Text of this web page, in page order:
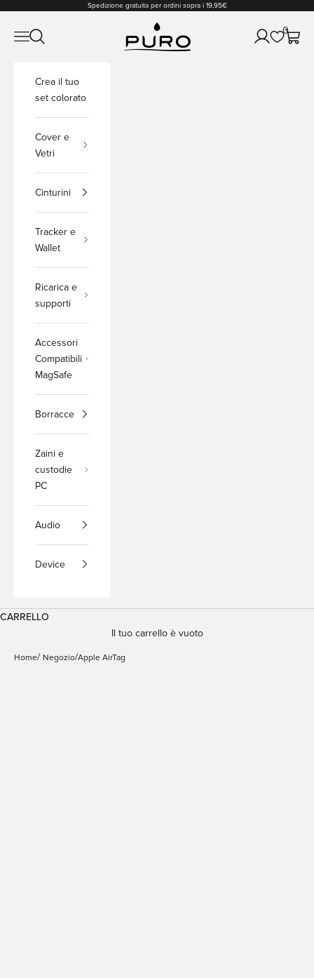
Spedizione gratuita per ordini sopra i 19,95€
PURO Shop
Apri il menu di navigazione
Mostra il menu di ricerca Mostra
0
Crea il tuo
set colorato
Cover e
Vetri
Cinturini
Tracker e
Wallet
Ricarica e
supporti
Accessori
Compatibili
MagSafe
Borracce
Zaini e
custodie
PC
Audio
Device
CARRELLO
Il tuo carrello è vuoto
Home Negozio Apple AirTag